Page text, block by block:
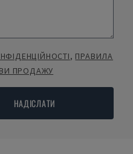
, ПРАВИЛА
ПРОДАЖУ
НАДІСЛАТИ